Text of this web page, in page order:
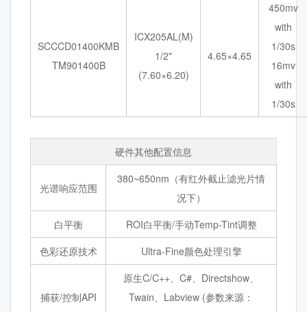
SCCCD01400KMB
TM901400B
ICX205AL(M)
1/2"
(7.60×6.20)
4.65×4.65
450mv
with
1/30s
16mv
with
1/30s
硬件其他配置信息
光谱响应范围
380~650nm（有红外截止滤光片情
况下）
白平衡
ROI白平衡/手动Temp-Tint调整
色彩还原技术
Ultra-Fine颜色处理引擎
捕获/控制API
原生C/C++、C#、Directshow、
Twain、Labview (参数来源：